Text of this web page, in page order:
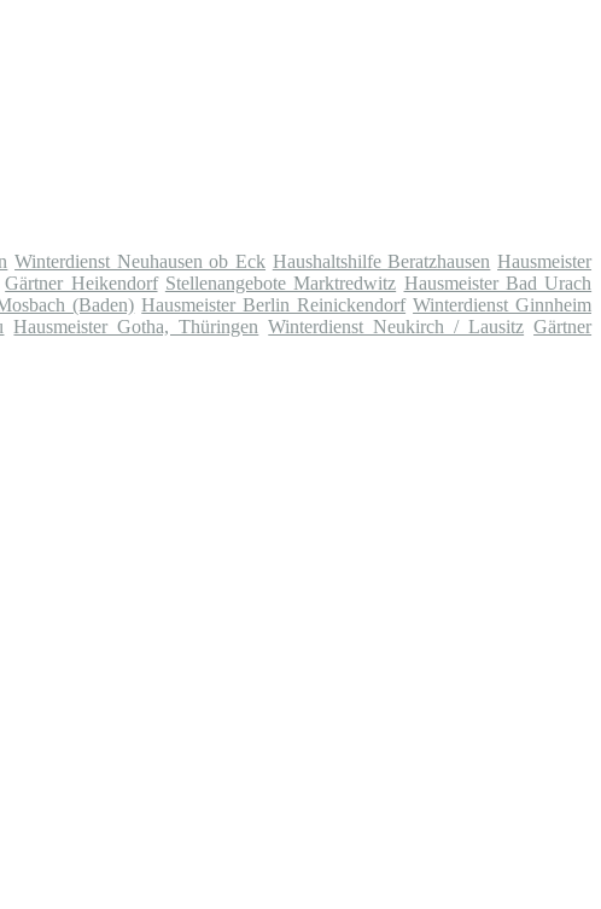
Winterdienst Neuhausen ob Eck Haushaltshilfe Beratzhausen Hausmeister
Gärtner Heikendorf Stellenangebote Marktredwitz Hausmeister Bad Urach
(Baden) Hausmeister Berlin Reinickendorf Winterdienst Ginnheim
Hausmeister Gotha, Thüringen Winterdienst Neukirch / Lausitz Gärtner